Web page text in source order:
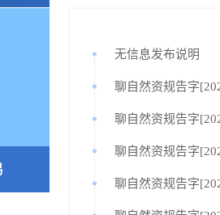
无信息发布说明
聊自然资规告字
聊自然资规告字
聊自然资规告字
聊自然资规告字